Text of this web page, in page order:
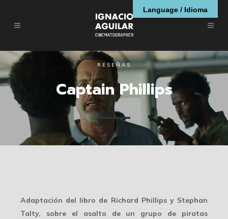
RESEÑAS
Captain Phillips
Adaptación del libro de Richard Phillips y Stephan
Talty, sobre el asalto de un grupo de piratas
Language / Idioma